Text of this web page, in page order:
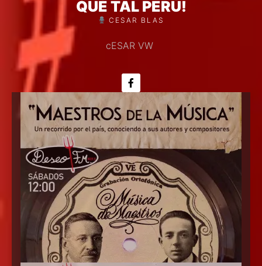
QUÉ TAL PERÚ!
CESAR BLAS
cESAR VW